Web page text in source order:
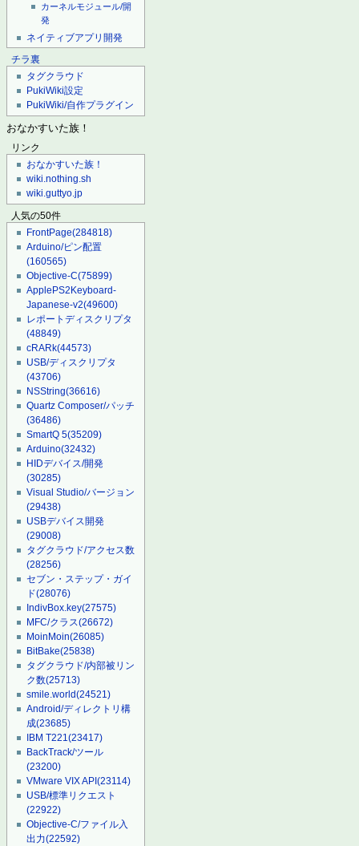
カーネルモジュール/開
発
ネイティブアプリ開発
チラ裏
タグクラウド
PukiWiki設定
PukiWiki/自作プラグイン
おなかすいた族！
リンク
おなかすいた族！
wiki.nothing.sh
wiki.guttyo.jp
人気の50件
FrontPage(284818)
Arduino/ピン配置
(160565)
Objective-C(75899)
ApplePS2Keyboard-
Japanese-v2(49600)
レポートディスクリプタ
(48849)
cRARk(44573)
USB/ディスクリプタ
(43706)
NSString(36616)
Quartz Composer/パッチ
(36486)
SmartQ 5(35209)
Arduino(32432)
HIDデバイス/開発
(30285)
Visual Studio/バージョン
(29438)
USBデバイス開発
(29008)
タグクラウド/アクセス数
(28256)
セブン・ステップ・ガイ
ド(28076)
IndivBox.key(27575)
MFC/クラス(26672)
MoinMoin(26085)
BitBake(25838)
タグクラウド/内部被リン
ク数(25713)
smile.world(24521)
Android/ディレクトリ構
成(23685)
IBM T221(23417)
BackTrack/ツール
(23200)
VMware VIX API(23114)
USB/標準リクエスト
(22922)
Objective-C/ファイル入
出力(22592)